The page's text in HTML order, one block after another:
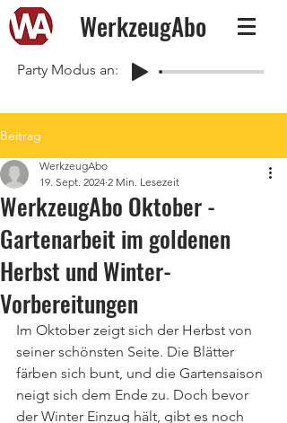
WerkzeugAbo
Party Modus an:
Beitrag
WerkzeugAbo Oktober -
Gartenarbeit im goldenen
Herbst und Winter-
Vorbereitungen
WerkzeugAbo
19. Sept. 2024 2 Min. Lesezeit
Im Oktober zeigt sich der Herbst von
seiner schönsten Seite. Die Blätter
färben sich bunt, und die Gartensaison
neigt sich dem Ende zu. Doch bevor
der Winter Einzug hält, gibt es noch